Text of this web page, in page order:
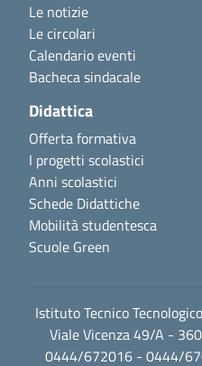
Le notizie
Le circolari
Calendario eventi
Bacheca sindacale
Didattica
Offerta formativa
I progetti scolastici
Anni scolastici
Schede Didattiche
Mobilità studentesca
Scuole Green
Istituto Tecnico
Viale Vicenza 49/A -
0444/672016 - 0444/